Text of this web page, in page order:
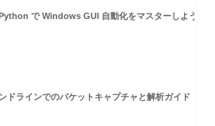
で Windows GUI 自動化をマスターしよう！
ドラインでのパケットキャプチャと解析ガイド